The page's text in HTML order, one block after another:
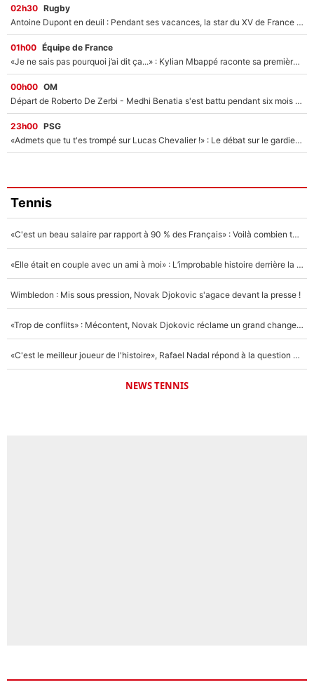
02h30 Rugby
Antoine Dupont en deuil : Pendant ses vacances, la star du XV de France a perdu sa grand-mère
01h00 Équipe de France
«Je ne sais pas pourquoi j’ai dit ça...» : Kylian Mbappé raconte sa première rencontre avec Zinédine Zidane (et c’est très drôle)
00h00 OM
Départ de Roberto De Zerbi - Medhi Benatia s'est battu pendant six mois pour le retenir à l'OM, le PSG a été le naufrage de trop : «Je pars avec toi»
23h00 PSG
«Admets que tu t'es trompé sur Lucas Chevalier !» : Le débat sur le gardien du PSG vire au clash à l'After Foot
Tennis
«C'est un beau salaire par rapport à 90 % des Français» : Voilà combien touchait Nelson Monfort sur France Télévisions avant de rejoindre CNews
«Elle était en couple avec un ami à moi» : L’improbable histoire derrière la «seule relation longue» de Novak Djokovic
Wimbledon : Mis sous pression, Novak Djokovic s'agace devant la presse !
«Trop de conflits» : Mécontent, Novak Djokovic réclame un grand changement !
«C'est le meilleur joueur de l'histoire», Rafael Nadal répond à la question que tout le monde se pose !
NEWS TENNIS